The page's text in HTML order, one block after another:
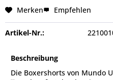
Merken Empfehlen
Artikel-Nr.:
Beschreibung
Die Boxershorts von Mundo